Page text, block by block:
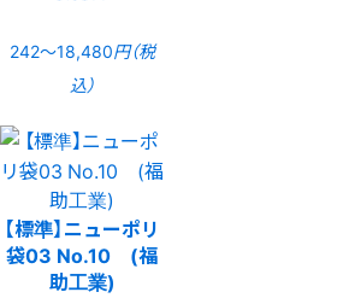
242〜18,480円（税
込）
【標準】ニューポリ
袋03 No.10 (福
助工業)